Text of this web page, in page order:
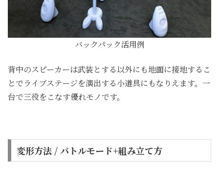
バックパック活用例
背中のスピーカーは武装とする以外にも地面に接地するこ
とでライブステージを演出する小道具にもなりえます。一
台で三役をこなす優れモノです。
変形方法 / バトルモード+組み立て方